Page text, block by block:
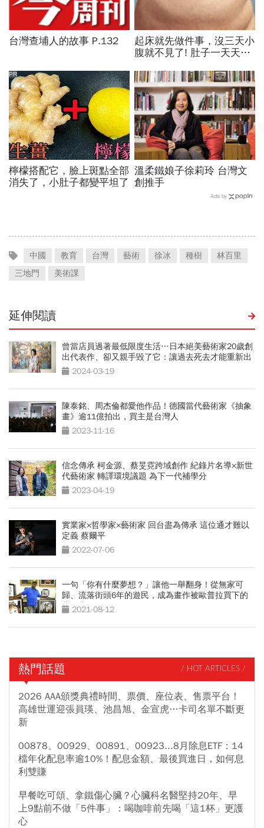
台灣查埔人的故事 P.132
起床就先做件事，沒三天小
腹就不見了! 肚子一天天變
檸檬搭配它，臉上斑點全部
消失了，小肚子都變平坦了
PR
溫柔鐵娘子徐莉玲 台灣文
創推手
Ads by
中國 教育 台灣 藝術 徐冰 種樹
林百里
三地門
美術課
延伸閱讀
曾當店員過著最低限度生活…日本絕美藝術家20歲創
出代表作、卻又親手毀了它：讓過去死去才能重新出
發 2024-03-19
陳泰銘、周杰倫都愛他作品！德國當代藝術家《抽象
畫》逾11億拍出，買主是台灣人
2023-11-16
信念傳承 柯金源、蔡旻霓跨域創作 紀錄片名導×新世
代藝術家 轉譯環境議題 為下一代補學分
2023-04-19
實業家×哲學家×藝術家 回台盡為傳承 這位通才難以
定義 蔡爾平
2022-07-06
一句「你有什麼夢想？」讓他一舉翻身！從無家可
歸、流落街頭6年的遊民，成為畫作被歐普拉買下的
藝術家
2021-08-12
熱門話題 / HOT ARTICLES /
2026 AAA頒獎典禮時間、票價、座位表、售票平台！
高雄世運迎張員瑛、池昌旭、金宣虎…卡司名單不斷更
新
00878、00929、00891、00923...8月除息ETF：14
檔年化配息率逾10%！配息金額、最後買進日，如何息
利雙賺
早餐吃可頌、拿鐵傷心臟？心臟科名醫堅持20年、早
上9點前不做「5件事」：喝咖啡前先喝「這1杯」更護
心